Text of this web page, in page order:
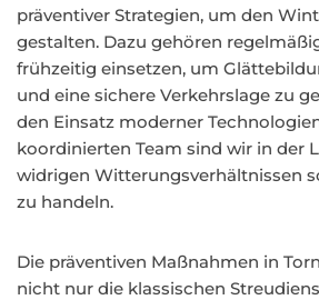
präventiver Strategien, um den
gestalten. Dazu gehören
frühzeitig einsetzen, um
und eine sichere Verkehrslage zu
den Einsatz moderner
koordinierten Team sind wir in der
widrigen Witterungsverhältnissen
zu handeln.
Die präventiven Maßnahmen in
nicht nur die klassischen